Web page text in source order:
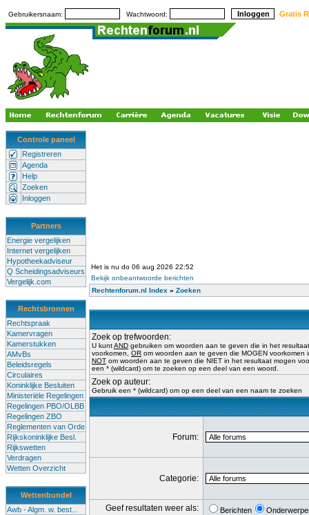
Gebruikersnaam: Wachtwoord: Gratis
Controle paneel
Registreren
Agenda
Help
Zoeken
Inloggen
Partners
Energie vergelijken
Internet vergelijken
Hypotheekadviseur
Q Scheidingsadviseurs
Vergelijk.com
Rechtsbronnen
Rechtspraak
Kamervragen
Kamerstukken
AMvBs
Beleidsregels
Circulaires
Koninklijke Besluiten
Ministeriële Regelingen
Regelingen PBO/OLBB
Regelingen ZBO
Reglementen van Orde
Rijkskoninklijke Besl.
Rijkswetten
Verdragen
Wetten Overzicht
Wettenbundel
Awb - Algm. w. best...
Het is nu do 06 aug 2026 22:52
Bekijk onbeantwoorde berichten
Rechtenforum.nl Index » Zoeken
Zoek op trefwoorden:
U kuntAND gebruiken om woorden aan te geven die in het
voorkomen, OR om woorden aan te geven die MOGEN voorkomen
NOT om woorden aan te geven die NIET in het resultaat mogen
een * (wildcard) om te zoeken op een deel van een woord.
Zoek op auteur:
Gebruik een * (wildcard) om op een deel van een naam te zoeken
Forum:
Categorie:
Geef resultaten weer als: Berichten